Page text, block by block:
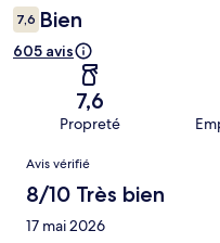
7,6 Bien
605 avis
7,6
Propreté
Avis
Avis vérifié
8/10 Très bien
17 mai 2026